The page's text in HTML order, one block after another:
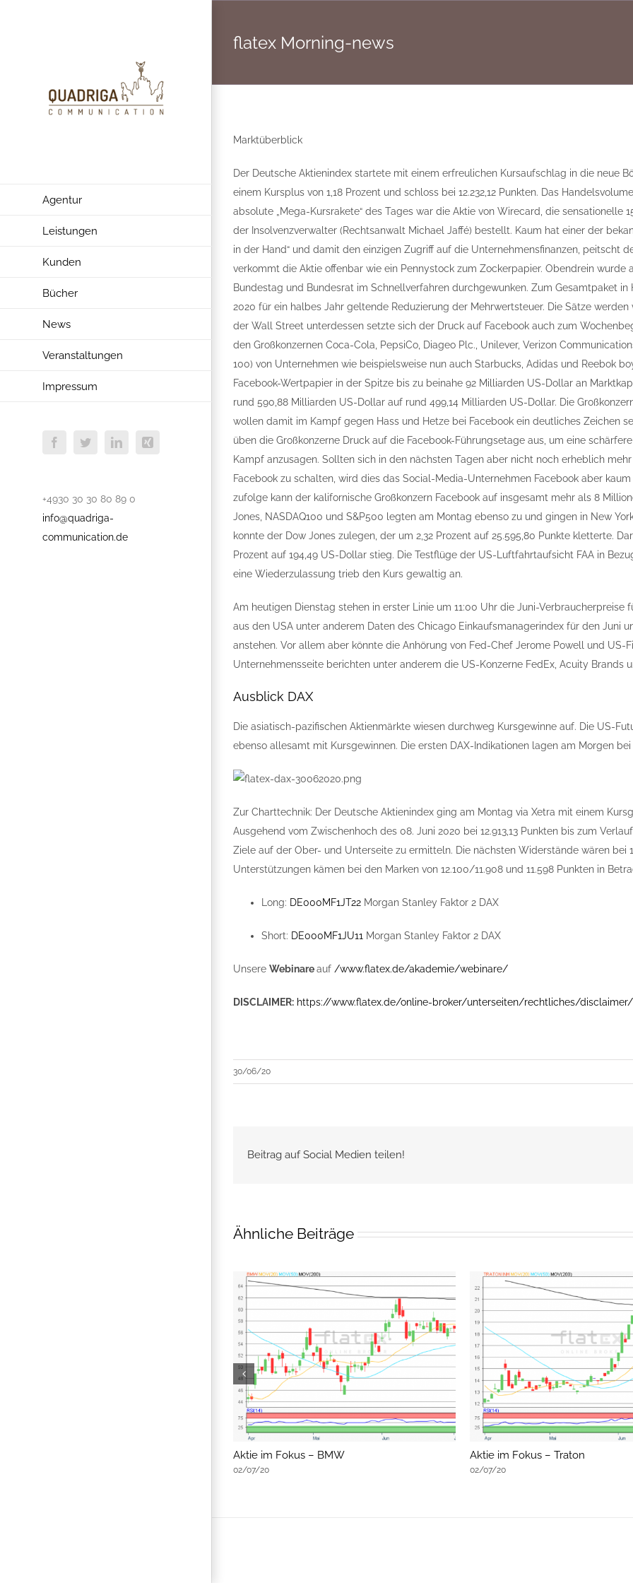
Agentur
Leistungen
Kunden
Bücher
News
Veranstaltungen
Impressum
FacebookTwitterLinkedInXing
+4930 30 30 80 89 0
info@quadriga-
communication.de
flatex Morning-news
Marktüberblick
Der Deutsche Aktienindex startete mit einem erfreulichen Kursaufschlag in die neue
einem Kursplus von 1,18 Prozent und schloss bei 12.232,12 Punkten. Das
absolute „Mega-Kursrakete“ des Tages war die Aktie von Wirecard, die sensationelle
der Insolvenzverwalter (Rechtsanwalt Michael Jaffé) bestellt. Kaum hat einer der
in der Hand“ und damit den einzigen Zugriff auf die Unternehmensfinanzen, peitscht
verkommt die Aktie offenbar wie ein Pennystock zum Zockerpapier. Obendrein
Bundestag und Bundesrat im Schnellverfahren durchgewunken. Zum Gesamtpaket
2020 für ein halbes Jahr geltende Reduzierung der Mehrwertsteuer. Die Sätze
der Wall Street unterdessen setzte sich der Druck auf Facebook auch zum
den Großkonzernen Coca-Cola, PepsiCo, Diageo Plc., Unilever, Verizon
100) von Unternehmen wie beispielsweise nun auch Starbucks, Adidas und Reebok
Facebook-Wertpapier in der Spitze bis zu beinahe 92 Milliarden US-Dollar an
rund 590,88 Milliarden US-Dollar auf rund 499,14 Milliarden US-Dollar. Die
wollen damit im Kampf gegen Hass und Hetze bei Facebook ein deutliches Zeichen
üben die Großkonzerne Druck auf die Facebook-Führungsetage aus, um eine
Kampf anzusagen. Sollten sich in den nächsten Tagen aber nicht noch erheblich
Facebook zu schalten, wird dies das Social-Media-Unternehmen Facebook aber
zufolge kann der kalifornische Großkonzern Facebook auf insgesamt mehr als 8
Jones, NASDAQ100 und S&P500 legten am Montag ebenso zu und gingen in New
konnte der Dow Jones zulegen, der um 2,32 Prozent auf 25.595,80 Punkte kletterte.
Prozent auf 194,49 US-Dollar stieg. Die Testflüge der US-Luftfahrtaufsicht FAA in
eine Wiederzulassung trieb den Kurs gewaltig an.
Am heutigen Dienstag stehen in erster Linie um 11:00 Uhr die Juni-
aus den USA unter anderem Daten des Chicago Einkaufsmanagerindex für den Juni
anstehen. Vor allem aber könnte die Anhörung von Fed-Chef Jerome Powell und US-
Unternehmensseite berichten unter anderem die US-Konzerne FedEx, Acuity Brands
Ausblick DAX
Die asiatisch-pazifischen Aktienmärkte wiesen durchweg Kursgewinne auf. Die US-
ebenso allesamt mit Kursgewinnen. Die ersten DAX-Indikationen lagen am Morgen bei
Zur Charttechnik: Der Deutsche Aktienindex ging am Montag via Xetra mit einem
Ausgehend vom Zwischenhoch des 08. Juni 2020 bei 12.913,13 Punkten bis zum
Ziele auf der Ober- und Unterseite zu ermitteln. Die nächsten Widerstände wären bei
Unterstützungen kämen bei den Marken von 12.100/11.908 und 11.598 Punkten in
Long: DE000MF1JT22 Morgan Stanley Faktor 2 DAX
Short: DE000MF1JU11 Morgan Stanley Faktor 2 DAX
Unsere Webinareauf /www.flatex.de/akademie/webinare/
DISCLAIMER: https://www.flatex.de/online-broker/unterseiten/rechtliches/disclaimer/
30/06/20
Beitrag auf Social Medien teilen!
Ähnliche Beiträge
Aktie im Fokus – BMW
02/07/20
Aktie im Fokus – Traton
02/07/20